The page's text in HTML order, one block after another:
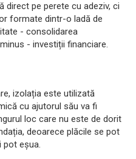
pe perete cu adeziv, ci
formate dintr-o ladă de
- consolidarea
- investiții financiare.
izolația este utilizată
cu ajutorul său va fi
loc care nu este de dorit
deoarece plăcile se pot
pot eșua.